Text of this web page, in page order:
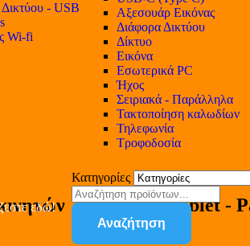
- USB
Wi-fi
Αξεσουάρ Εικόνας
Διάφορα Δικτύου
Δίκτυο
Εικόνα
Εσωτερικά PC
Ήχος
Σειριακά - Παράλληλα
Τακτοποίηση καλωδίων
Τηλεφωνία
Τροφοδοσία
Tablet -
εδώ!
Κατηγορίες
Αναζήτηση